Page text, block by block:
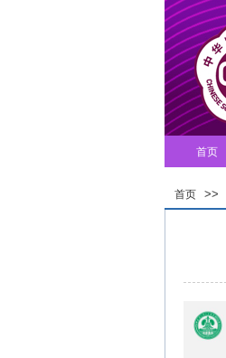
首页
首页 >>